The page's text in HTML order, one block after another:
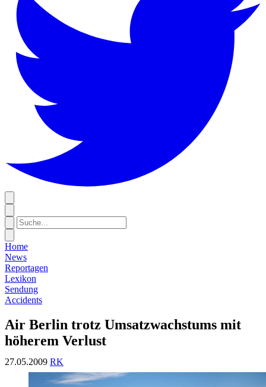
Home
News
Reportagen
Lexikon
Sendung
Accidents
Air Berlin trotz Umsatzwachstums mit
höherem Verlust
27.05.2009 RK